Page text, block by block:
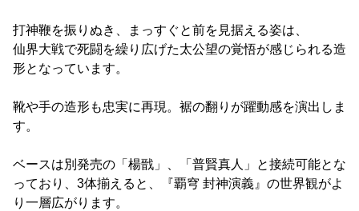
打神鞭を振りぬき、まっすぐと前を見据える姿は、
仙界大戦で死闘を繰り広げた太公望の覚悟が感じられる造
形となっています。
靴や手の造形も忠実に再現。裾の翻りが躍動感を演出しま
す。
ベースは別発売の「楊戩」、「普賢真人」と接続可能とな
っており、3体揃えると、『覇穹 封神演義』の世界観がよ
り一層広がります。